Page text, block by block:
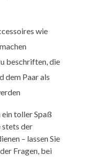
wie
beschriften, die
dem Paar als
ein toller Spaß
stets der
– lassen Sie
Fragen, bei